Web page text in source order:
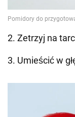
2. Zetrzyj na
3. Umieścić w